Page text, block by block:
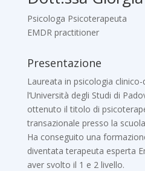
Psicologa Psicoterapeuta
EMDR practitioner
Presentazione
Laureata in psicologia
l’Università degli Studi di
ottenuto il titolo di
transazionale presso la
Ha conseguito una
diventata terapeuta esperta
aver svolto il 1 e 2 livello.